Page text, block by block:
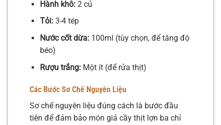
Hành khô:2 củ
Tỏi:3-4 tép
Nước cốt dừa:100ml (tùy chọn, để tăng độ
béo)
Rượu trắng:Một ít (để rửa thịt)
Các Bước Sơ Chế Nguyên Liệu
Sơ chế nguyên liệu đúng cách là bước đầu
tiên để đảm bảo món giả cầy thịt lợn ba chỉ